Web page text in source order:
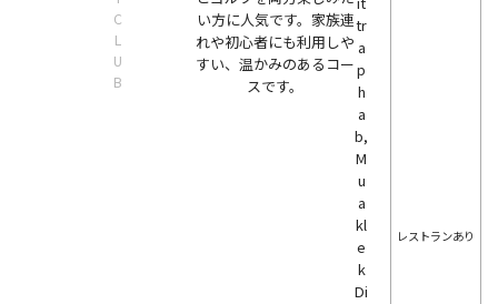
C
L
U
B
い方に人気です。家族連
れや初心者にも利用しや
すい、温かみのあるコー
スです。
tr
a
p
h
a
b,
M
u
a
kl
e
k
Di
レストランあり